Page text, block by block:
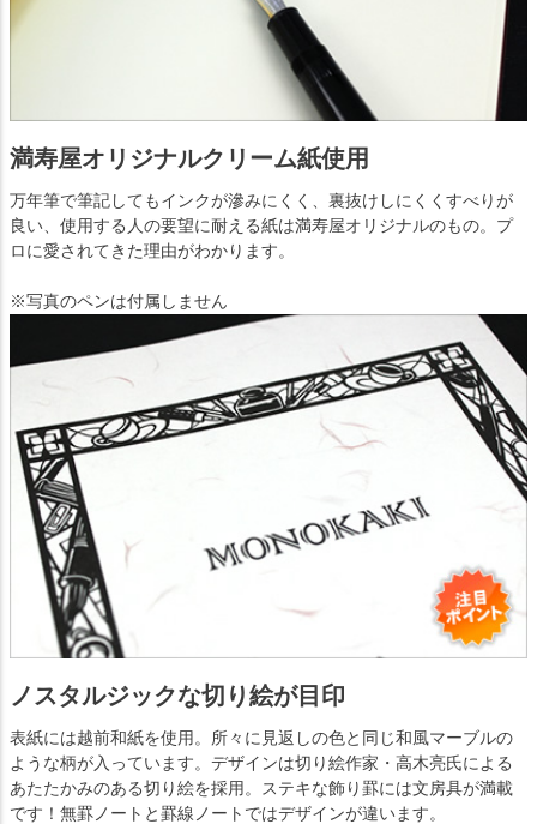
満寿屋オリジナルクリーム紙使用
万年筆で筆記してもインクが滲みにくく、裏抜けしにくくすべりが
良い、使用する人の要望に耐える紙は満寿屋オリジナルのもの。プ
ロに愛されてきた理由がわかります。
※写真のペンは付属しません
ノスタルジックな切り絵が目印
表紙には越前和紙を使用。所々に見返しの色と同じ和風マーブルの
ような柄が入っています。デザインは切り絵作家・高木亮氏による
あたたかみのある切り絵を採用。ステキな飾り罫には文房具が満載
です！無罫ノートと罫線ノートではデザインが違います。